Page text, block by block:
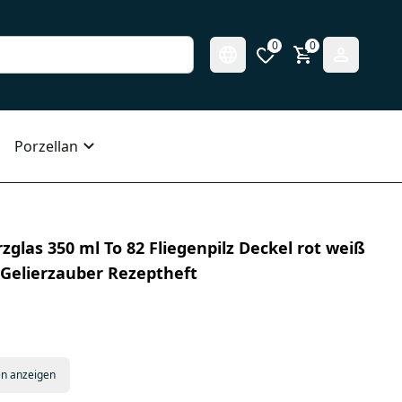
0 0
Porzellan
350 ml To 82 Fliegenpilz Deckel rot weiß
Rezeptheft
anzeigen